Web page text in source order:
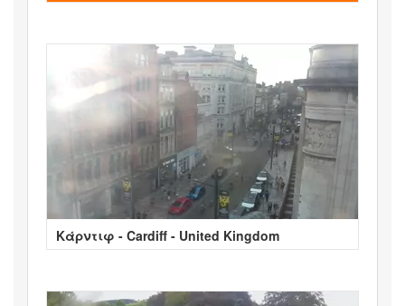
Κάρντιφ - Cardiff - United Kingdom